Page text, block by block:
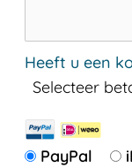
Heeft u een
Selecteer
PayPal